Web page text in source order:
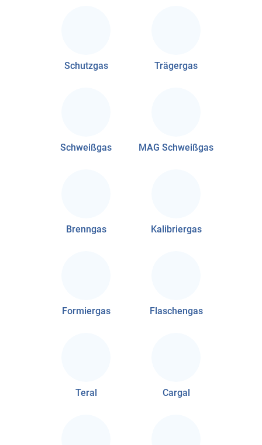
Schutzgas Trägergas
Schweißgas MAG Schweißgas
Brenngas Kalibriergas
Formiergas Flaschengas
Teral Cargal